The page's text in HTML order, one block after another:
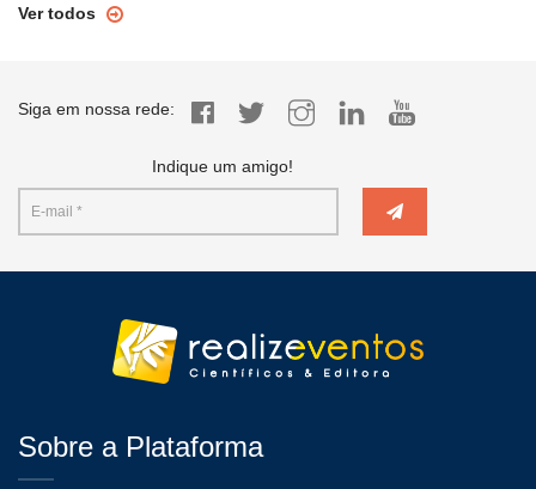
Ver todos
Siga em nossa rede:
Indique um amigo!
Sobre a Plataforma